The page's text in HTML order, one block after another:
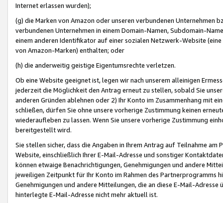
Internet erlassen wurden);
(g) die Marken von Amazon oder unseren verbundenen Unternehmen
verbundenen Unternehmen in einem Domain-Namen, Subdomain-
einem anderen Identifikator auf einer sozialen Netzwerk-Website
von Amazon-Marken) enthalten; oder
(h) die anderweitig geistige Eigentumsrechte verletzen.
Ob eine Website geeignet ist, legen wir nach unserem alleinigen
jederzeit die Möglichkeit den Antrag erneut zu stellen, sobald Sie
anderen Gründen ablehnen oder 2) Ihr Konto im Zusammenhang mit
schließen, dürfen Sie ohne unsere vorherige Zustimmung keinen
wiederaufleben zu lassen. Wenn Sie unsere vorherige Zustimmung
bereitgestellt wird.
Sie stellen sicher, dass die Angaben in Ihrem Antrag auf Teilnahme
Website, einschließlich Ihrer E-Mail-Adresse und sonstiger
können etwaige Benachrichtigungen, Genehmigungen und andere
jeweiligen Zeitpunkt für Ihr Konto im Rahmen des Partnerprogramms
Genehmigungen und andere Mitteilungen, die an diese E-Mail-
hinterlegte E-Mail-Adresse nicht mehr aktuell ist.